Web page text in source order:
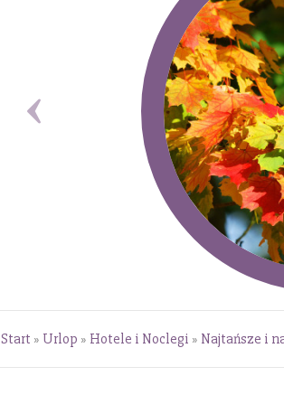
Start » Urlop » Hotele i Noclegi » Najtańsze i